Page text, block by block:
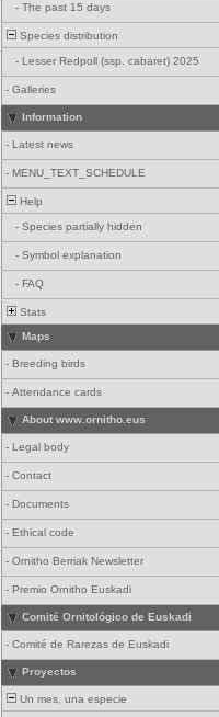
- The past 15 days
Species distribution
- Lesser Redpoll (ssp. cabaret) 2025
- Galleries
Information
- Latest news
- MENU_TEXT_SCHEDULE
Help
- Species partially hidden
- Symbol explanation
- FAQ
Stats
Maps
- Breeding birds
- Attendance cards
About www.ornitho.eus
- Legal body
- Contact
- Documents
- Ethical code
- Ornitho Berriak Newsletter
- Premio Ornitho Euskadi
Comité Ornitológico de Euskadi
- Comité de Rarezas de Euskadi
Proyectos
Un mes, una especie